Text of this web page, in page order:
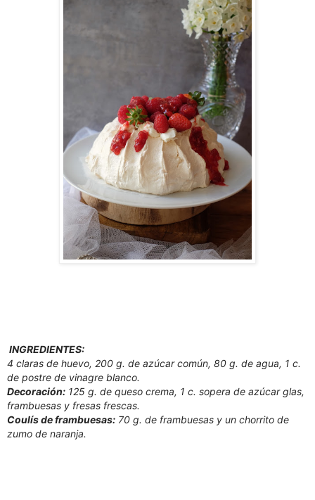
INGREDIENTES:
4 claras de huevo, 200 g. de azúcar común, 80 g. de agua, 1 c.
de postre de vinagre blanco.
Decoración: 125 g. de queso crema, 1 c. sopera de azúcar glas,
frambuesas y fresas frescas.
Coulís de frambuesas: 70 g. de frambuesas y un chorrito de
zumo de naranja.